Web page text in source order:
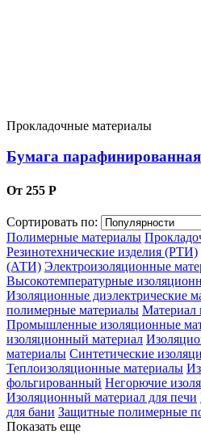
Прокладочные материалы
Бумага парафинированная
От 255 Р
Сортировать по:
Полимерные материалы
Резинотехнические изделия (РТИ)
(АТИ) Электроизоляционные
Высокотемпературные
Изоляционные диэлектрические
полимерные материалы Материал
Промышленные изоляционные
изоляционный материал
материалы Синтетические
Теплоизоляционные материалы
фольгированный Негорючие
Изоляционный материал для печи
для бани Защитные полимерные
Показать еще